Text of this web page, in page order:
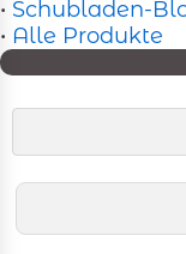
• Schubladen-
• Alle Produkte